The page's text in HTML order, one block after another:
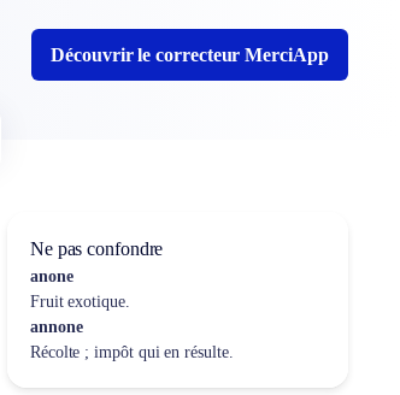
Découvrir le correcteur MerciApp
Ne pas confondre
anone
Fruit exotique.
annone
Récolte ; impôt qui en résulte.